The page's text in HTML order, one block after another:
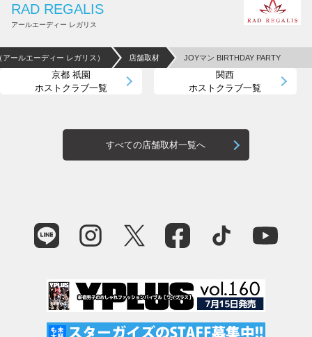
RAD REGALIS
アールエーディー レガリス
ールエーディー レガリス） 店舗取材 JOYマン BIRTHDAY PARTY
京都 祇園
ホストクラブ一覧
関西
ホストクラブ一覧
すべての店舗取材一覧へ